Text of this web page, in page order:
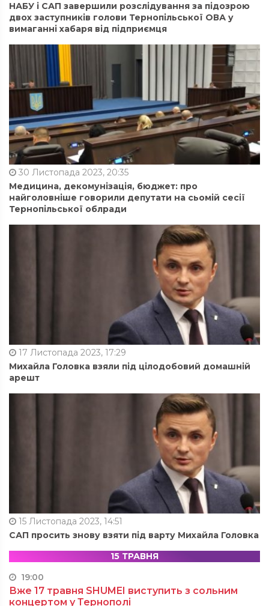
НАБУ і САП завершили розслідування за підозрою
двох заступників голови Тернопільської ОВА у
вимаганні хабаря від підприємця
30 Листопада 2023, 20:35
Медицина, декомунізація, бюджет: про
найголовніше говорили депутати на сьомій сесії
Тернопільської облради
17 Листопада 2023, 17:29
Михайла Головка взяли під цілодобовий домашній
арешт
15 Листопада 2023, 14:51
САП просить знову взяти під варту Михайла Головка
15 ТРАВНЯ
19:00
Вже 17 травня SHUMEI виступить з сольним
концертом у Тернополі